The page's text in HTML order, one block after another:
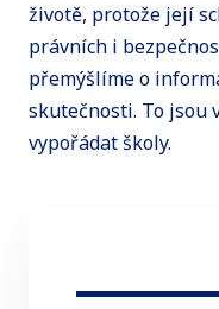
životě, protože její
právních i
přemýšlíme o
skutečnosti. To jsou
vypořádat školy.